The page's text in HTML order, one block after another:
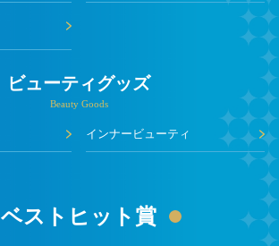
ビューティグッズ
Beauty Goods
インナービューティ
ベストヒット賞